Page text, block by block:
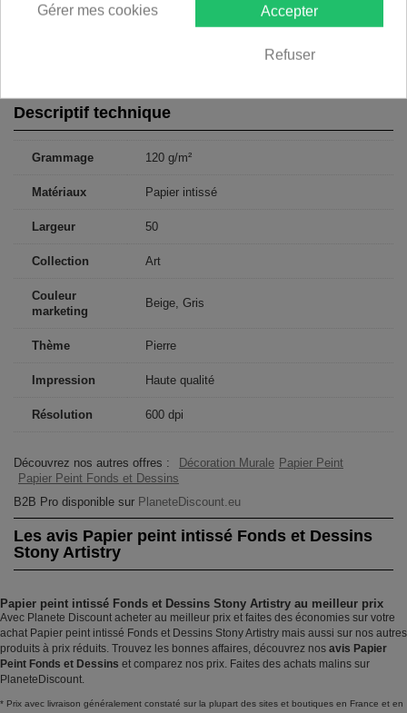
250x175: 50x175 50x175 50x175 50x175 50x175
300x210: 50x210 50x210 50x210 50x210 50x210 50x210
400x280: 50x280 50x280 50x280 50x280 50x280 50x280 50x280
Descriptif technique
Grammage 120 g/m²
Matériaux Papier intissé
Largeur 50
Collection Art
Couleur
marketing
Beige, Gris
Thème Pierre
Impression Haute qualité
Résolution 600 dpi
Découvrez nos autres offres : Décoration Murale Papier Peint
Papier Peint Fonds et Dessins
B2B Pro disponible sur PlaneteDiscount.eu
Les avis Papier peint intissé Fonds et Dessins
Stony Artistry
Papier peint intissé Fonds et Dessins Stony Artistry au meilleur prix
Avec Planete Discount acheter au meilleur prix et faites des économies sur votre
achat Papier peint intissé Fonds et Dessins Stony Artistry mais aussi sur nos autres
produits à prix réduits. Trouvez les bonnes affaires, découvrez nos avis Papier
Peint Fonds et Dessins et comparez nos prix. Faites des achats malins sur
PlaneteDiscount.
* Prix avec livraison généralement constaté sur la plupart des sites et boutiques en France et en
Accepter
Refuser
Gérer mes cookies